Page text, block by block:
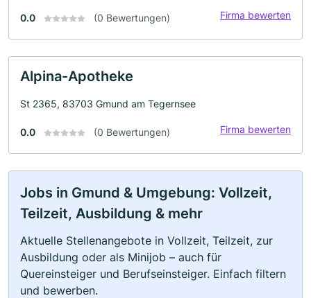
0.0 (0 Bewertungen) Firma bewerten
Alpina-Apotheke
St 2365, 83703 Gmund am Tegernsee
0.0 (0 Bewertungen) Firma bewerten
Jobs in Gmund & Umgebung: Vollzeit,
Teilzeit, Ausbildung & mehr
Aktuelle Stellenangebote in Vollzeit, Teilzeit, zur
Ausbildung oder als Minijob – auch für
Quereinsteiger und Berufseinsteiger. Einfach filtern
und bewerben.